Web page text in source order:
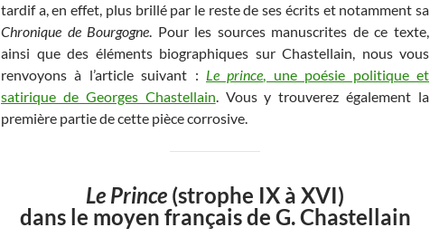
tardif a, en effet, plus brillé par le reste de ses écrits et notamment sa
Chronique de Bourgogne. Pour les sources manuscrites de ce texte,
ainsi que des éléments biographiques sur Chastellain, nous vous
renvoyons à l’article suivant : Le prince, une poésie politique et
satirique de Georges Chastellain. Vous y trouverez également la
première partie de cette pièce corrosive.
Le Prince (strophe IX à XVI)
dans le moyen français de G. Chastellain